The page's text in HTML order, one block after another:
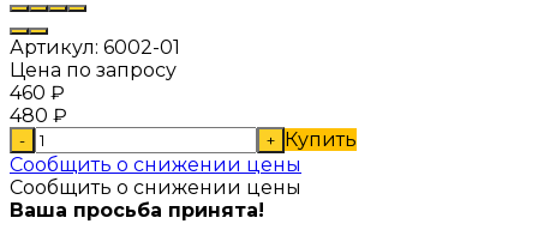
Артикул: 6002-01
Цена по запросу
460 ₽
480 ₽
- + Купить
Сообщить о снижении цены
Сообщить о снижении цены
Ваша просьба принята!